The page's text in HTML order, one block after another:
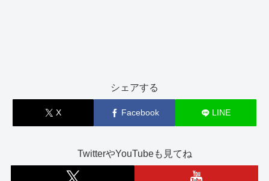
シェアする
X Facebook LINE
TwitterやYouTubeも見てね